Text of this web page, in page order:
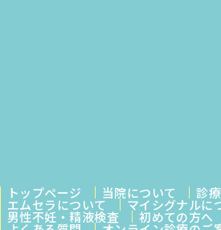
トップページ 当院について 診
エムセラについて マイシグナルに
男性不妊・精液検査 初めての方へ